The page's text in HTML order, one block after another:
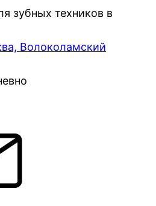
зубных техников в
Волоколамский